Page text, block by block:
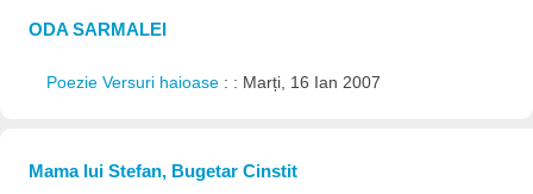
ODA SARMALEI
Poezie Versuri haioase : : Marți, 16 Ian 2007
Mama lui Stefan, Bugetar Cinstit